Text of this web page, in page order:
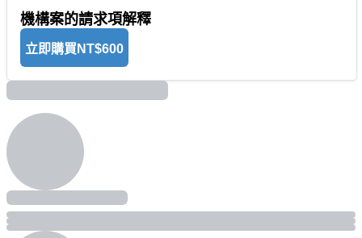
機構案的請求項解釋
立即購買 NT$600